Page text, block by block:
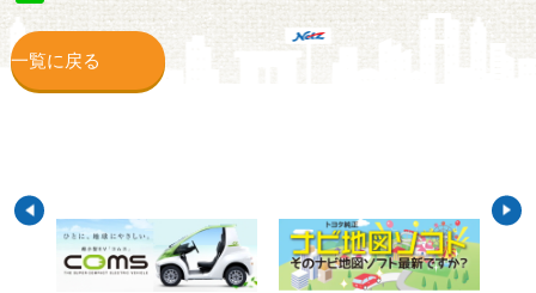
一覧に戻る